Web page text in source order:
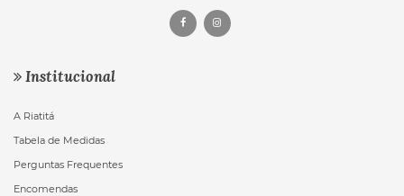
Institucional
A Riatitá
Tabela de Medidas
Perguntas Frequentes
Encomendas